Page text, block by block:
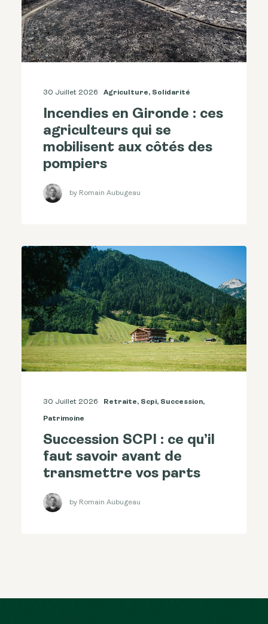
30 Juillet 2026 Agriculture, Solidarité
Incendies en Gironde : ces
agriculteurs qui se
mobilisent aux côtés des
pompiers
by Romain Aubugeau
30 Juillet 2026 Retraite, Scpi, Succession,
Patrimoine
Succession SCPI : ce qu’il
faut savoir avant de
transmettre vos parts
by Romain Aubugeau